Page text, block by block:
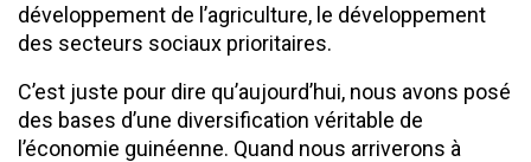
développement de l’agriculture, le développement
des secteurs sociaux prioritaires.
C’est juste pour dire qu’aujourd’hui, nous avons posé
des bases d’une diversification véritable de
l’économie guinéenne. Quand nous arriverons à